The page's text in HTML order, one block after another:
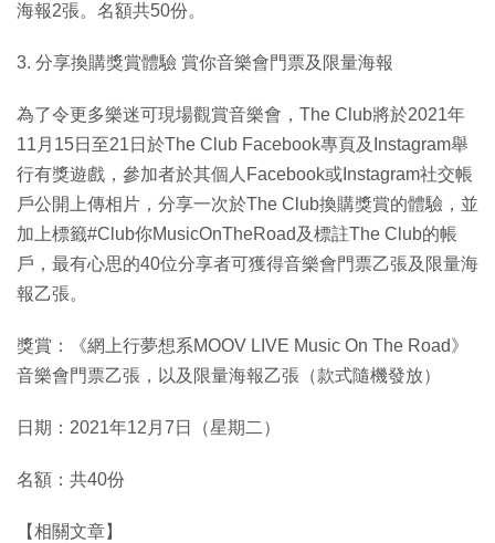
海報2張。名額共50份。
3. 分享換購獎賞體驗 賞你音樂會門票及限量海報
為了令更多樂迷可現場觀賞音樂會，The Club將於2021年
11月15日至21日於The Club Facebook專頁及Instagram舉
行有獎遊戲，參加者於其個人Facebook或Instagram社交帳
戶公開上傳相片，分享一次於The Club換購獎賞的體驗，並
加上標籤#Club你MusicOnTheRoad及標註The Club的帳
戶，最有心思的40位分享者可獲得音樂會門票乙張及限量海
報乙張。
獎賞：《網上行夢想系MOOV LIVE Music On The Road》
音樂會門票乙張，以及限量海報乙張（款式隨機發放）
日期：2021年12月7日（星期二）
名額：共40份
【相關文章】